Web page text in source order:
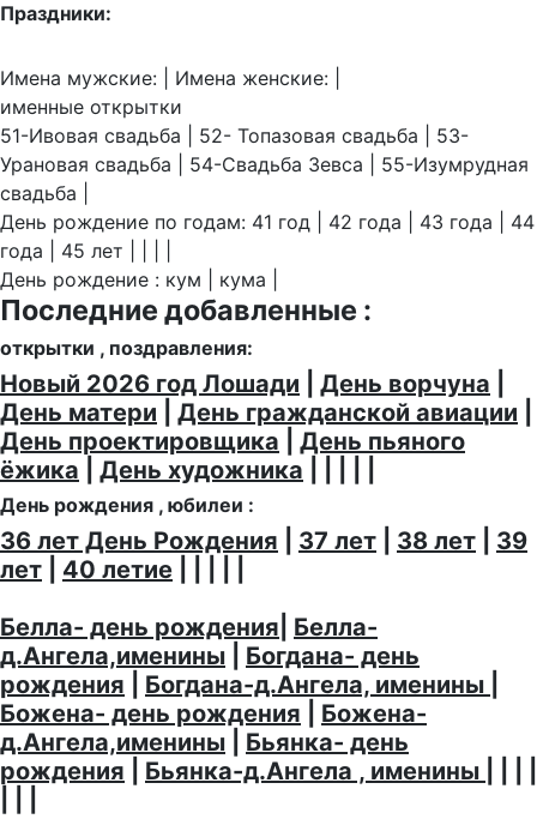
Праздники:
Имена мужские: | Имена женские: |
именные открытки
51-Ивовая свадьба | 52- Топазовая свадьба | 53-
Урановая свадьба | 54-Свадьба Зевса | 55-Изумрудная
свадьба |
День рождение по годам: 41 год | 42 года | 43 года | 44
года | 45 лет | | | |
День рождение : кум | кума |
Последние добавленные :
открытки , поздравления:
Новый 2026 год Лошади День ворчуна
День матери
День гражданской авиации
День проектировщика
День пьяного
ёжика
День художника
День рождения , юбилеи :
36 лет День Рождения 37 лет 38 лет
39
лет
40 летие
Белла- день рождения Белла-
д.Ангела,именины
Богдана- день
рождения
Богдана-д.Ангела, именины
Божена- день рождения
Божена-
д.Ангела,именины
Бьянка- день
рождения
Бьянка-д.Ангела , именины